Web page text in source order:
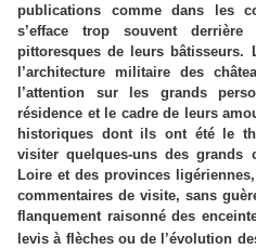
publications comme dans les
s’efface trop souvent
pittoresques de leurs bâtisseurs.
l’architecture militaire des
l’attention sur les grands
résidence et le cadre de leurs
historiques dont ils ont été le
visiter quelques-uns des grands
Loire et des provinces
commentaires de visite, sans
flanquement raisonné des
levis à flèches ou de l’évolution